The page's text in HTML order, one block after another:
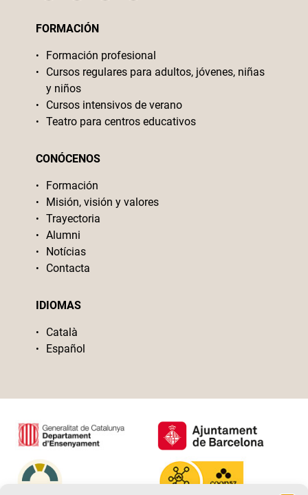
FORMACIÓN
Formación profesional
Cursos regulares para adultos, jóvenes, niñas
y niños
Cursos intensivos de verano
Teatro para centros educativos
CONÓCENOS
Formación
Misión, visión y valores
Trayectoria
Alumni
Notícias
Contacta
IDIOMAS
Català
Español